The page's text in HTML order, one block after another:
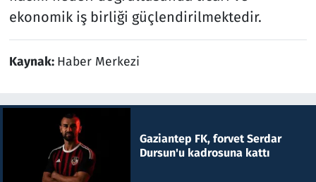
ekonomik iş birliği güçlendirilmektedir.
Kaynak: Haber Merkezi
Gaziantep FK, forvet Serdar
Dursun'u kadrosuna kattı